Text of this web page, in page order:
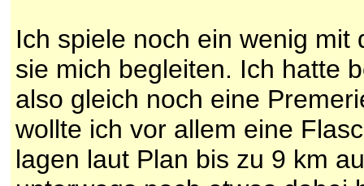
Ich spiele noch ein wenig
sie mich begleiten. Ich hatte
also gleich noch eine
wollte ich vor allem eine
lagen laut Plan bis zu 9 km